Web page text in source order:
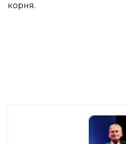
корня.